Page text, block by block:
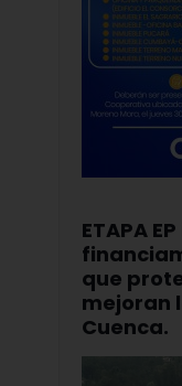
ETAPA
que
mejoran
Cuenca.